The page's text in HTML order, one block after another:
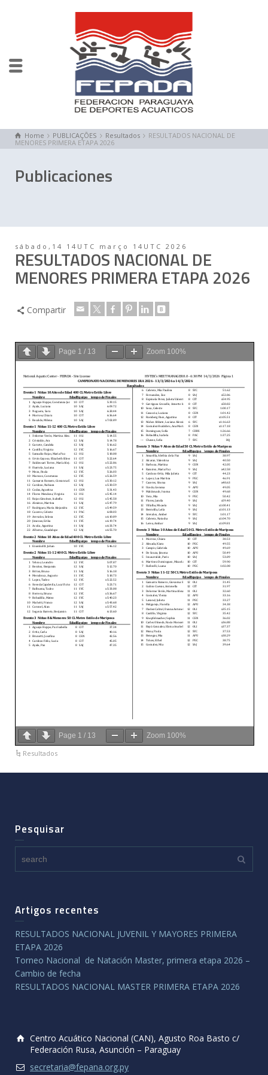
Home PUBLICAÇÕES Resultados
RESULTADOS NACIONAL DE
MENORES PRIMERA ETAPA 2026
Publicaciones
sábado,14 14UTC março 14UTC 2026
RESULTADOS NACIONAL DE
MENORES PRIMERA ETAPA 2026
Compartir
Page 1 / 13 Zoom 100%
Page 1 / 13 Zoom 100%
Resultados
Pesquisar
Artigos recentes
RESULTADOS NACIONAL JUVENIL Y MAYORES PRIMERA
ETAPA 2026
Torneo Nacional de Natación Master, primera etapa 2026 –
Cambio de fecha
RESULTADOS NACIONAL MASTER PRIMERA ETAPA 2026
Centro Acuático Nacional (CAN), Agusto Roa Basto c/
Federación Rusa, Asunción – Paraguay
secretaria@fepana.org.py